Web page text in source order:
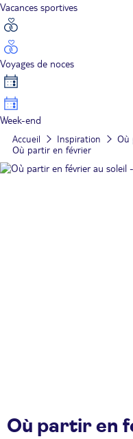
Vacances sportives
Voyages de noces
Week-end
Accueil Inspiration
Où
Où partir en février
Où partir en